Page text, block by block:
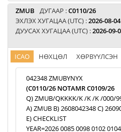
ZMUB ДУГААР :C0110/26
ЭХЛЭХ ХУГАЦАА (UTC) :2026-08-
ДУУСАХ ХУГАЦАА (UTC) :2026-09-
ICAO НӨХЦӨЛ ХӨРВҮҮЛСЭН
042348 ZMUBYNYX
(C0110/26 NOTAMR C0109/26
Q) ZMUB/QKKKK/K /K /K /000/
A) ZMUB B) 2608042348 C)
E) CHECKLIST
YEAR=2026 0085 0098 0102